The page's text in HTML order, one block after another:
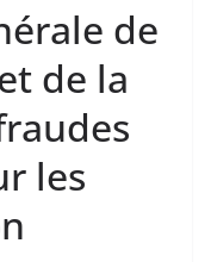
de
de la
les